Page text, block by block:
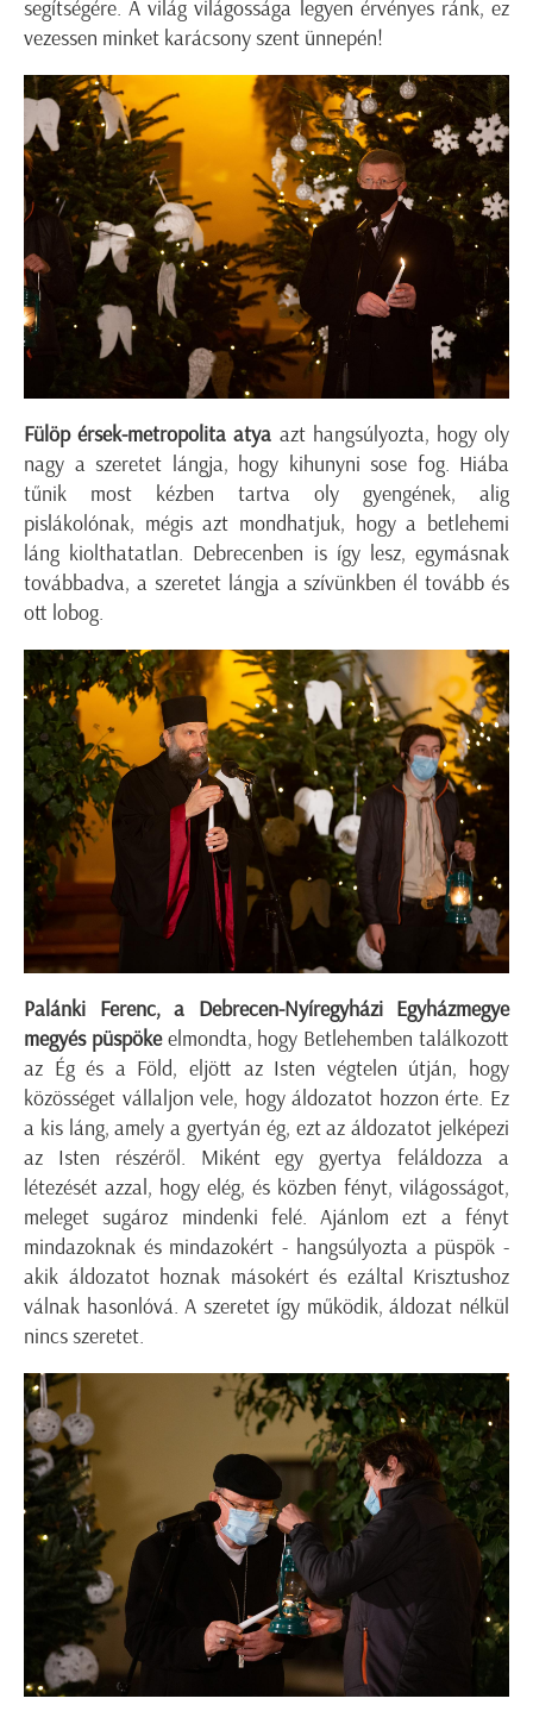
segítségére. A világ világossága legyen érvényes ránk, ez
vezessen minket karácsony szent ünnepén!
Fülöp érsek-metropolita atya azt hangsúlyozta, hogy oly
nagy a szeretet lángja, hogy kihunyni sose fog. Hiába
tűnik most kézben tartva oly gyengének, alig
pislákolónak, mégis azt mondhatjuk, hogy a betlehemi
láng kiolthatatlan. Debrecenben is így lesz, egymásnak
továbbadva, a szeretet lángja a szívünkben él tovább és
ott lobog.
Palánki Ferenc, a Debrecen-Nyíregyházi Egyházmegye
megyés püspökeelmondta, hogy Betlehemben találkozott
az Ég és a Föld, eljött az Isten végtelen útján, hogy
közösséget vállaljon vele, hogy áldozatot hozzon érte. Ez
a kis láng, amely a gyertyán ég, ezt az áldozatot jelképezi
az Isten részéről. Miként egy gyertya feláldozza a
létezését azzal, hogy elég, és közben fényt, világosságot,
meleget sugároz mindenki felé. Ajánlom ezt a fényt
mindazoknak és mindazokért - hangsúlyozta a püspök -
akik áldozatot hoznak másokért és ezáltal Krisztushoz
válnak hasonlóvá. A szeretet így működik, áldozat nélkül
nincs szeretet.